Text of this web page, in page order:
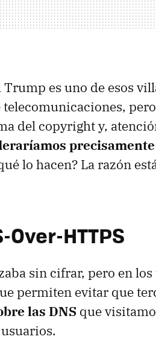
es uno de esos
del copyright y,
lo hacen? La razón
HTTPS
sin cifrar, pero en
permiten evitar que
las DNS que